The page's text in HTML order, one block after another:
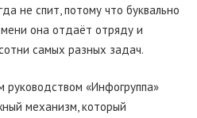
не спит, потому что буквально
она отдаёт отряду и
самых разных задач.
«Инфогруппа»
механизм, который